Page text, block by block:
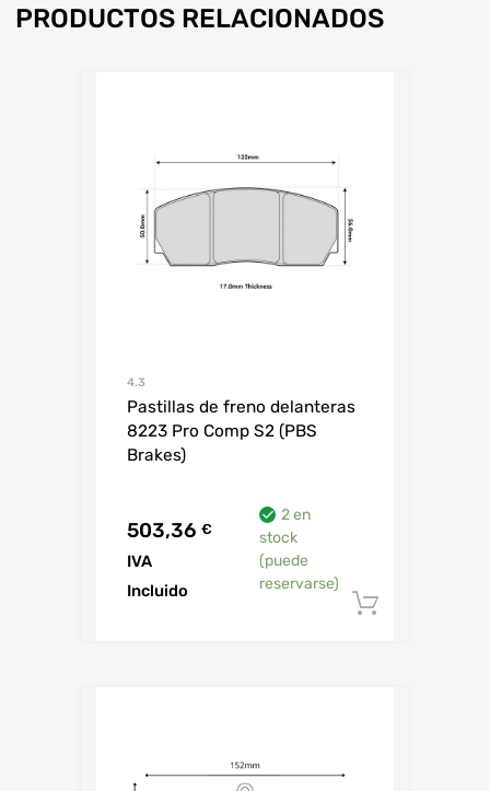
PRODUCTOS RELACIONADOS
4.3
Pastillas de freno delanteras
8223 Pro Comp S2 (PBS
Brakes)
503,36 €
IVA
Incluido
2 en
stock
(puede
reservarse)